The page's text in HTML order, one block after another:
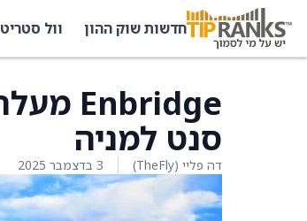
חדשות שוק ההון וול סטריט
סנט למניה
דה פליי (TheFly) 3 בדצמבר 2025